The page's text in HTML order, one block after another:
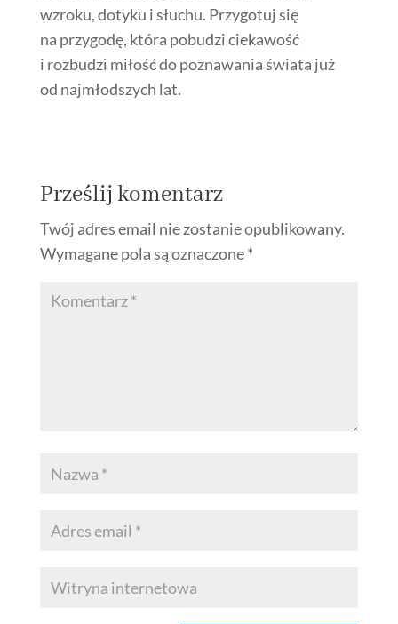
wzroku, dotyku i słuchu. Przygotuj się
na przygodę, która pobudzi ciekawość
i rozbudzi miłość do poznawania świata już
od najmłodszych lat.
Prześlij komentarz
Twój adres email nie zostanie opublikowany.
Wymagane pola są oznaczone*